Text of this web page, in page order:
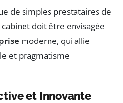
de simples prestataires de
cabinet doit être envisagée
moderne, qui allie
et pragmatisme
et Innovante